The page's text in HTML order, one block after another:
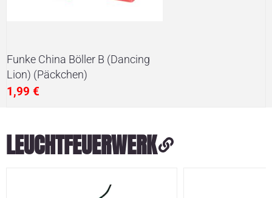
Funke China Böller B (Dancing
Lion) (Päckchen)
1,99 €
LEUCHTFEUERWERK